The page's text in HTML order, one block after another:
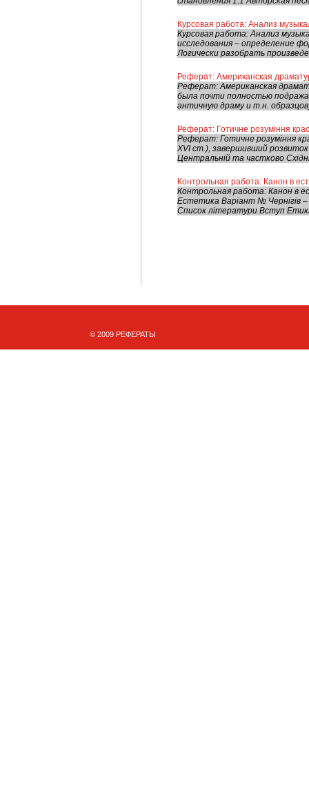
Курсовая работа: Анализ
Курсовая работа: Анализ
исследования – определение
Логически разобрать
Реферат: Американская
Реферат: Американская
была почти полностью
античную драму и т.н.
Реферат: Готичне розуміння
Реферат: Готичне розуміння
XVI ст.), завершивший розвиток
Центральній та частково
Контрольная работа: Канон в
Контрольная работа: Канон в
Естетика Варіант № Чернігів
Список літератури Вступ Етика
© 2009 РЕФЕРАТЫ